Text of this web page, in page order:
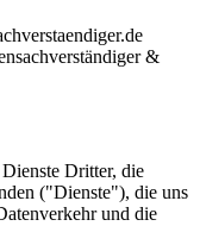
&
Dritter, die
("Dienste"), die uns
und die